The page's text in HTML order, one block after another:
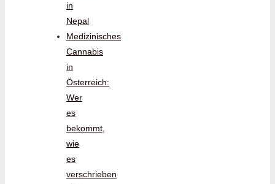
in
Nepal
Medizinisches
Cannabis
in
Österreich:
Wer
es
bekommt,
wie
es
verschrieben